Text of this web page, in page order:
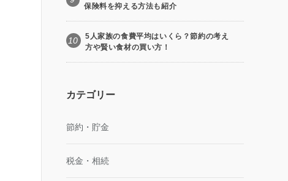
保険料を抑える方法も紹介
10
5人家族の食費平均はいくら？節約の考え
方や賢い食材の買い方！
カテゴリー
節約・貯金
税金・相続